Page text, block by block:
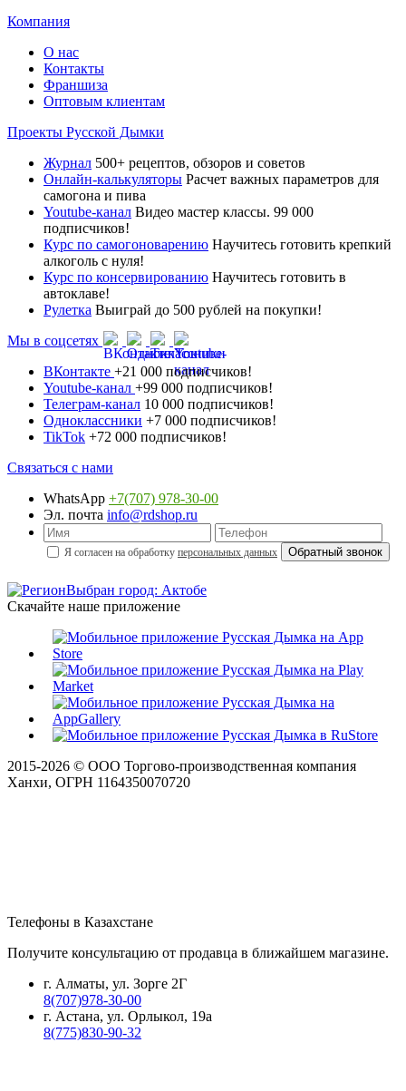
Компания
О нас
Контакты
Франшиза
Оптовым клиентам
Проекты Русской Дымки
Журнал 500+ рецептов, обзоров и советов
Онлайн-калькуляторы Расчет важных параметров для
самогона и пива
Youtube-канал Видео мастер классы. 99 000
подписчиков!
Курс по самогоноварению Научитесь готовить крепкий
алкоголь с нуля!
Курс по консервированию Научитесь готовить в
автоклаве!
Рулетка Выиграй до 500 рублей на покупки!
Мы в соцсетях
ВКонтакте +21 000 подписчиков!
Youtube-канал +99 000 подписчиков!
Телеграм-канал 10 000 подписчиков!
Одноклассники +7 000 подписчиков!
TikTok +72 000 подписчиков!
Связаться с нами
WhatsApp +7(707) 978-30-00
Эл. почта info@rdshop.ru
Я согласен на обработку персональных данных
Выбран город: Актобе
Скачайте наше приложение
2015-2026 © ООО Торгово-производственная компания
Ханхи, ОГРН 1164350070720
Телефоны в Казахстане
Получите консультацию от продавца в ближайшем магазине.
г. Алматы, ул. Зорге 2Г
8(707)978-30-00
г. Астана, ул. Орлыкол, 19а
8(775)830-90-32